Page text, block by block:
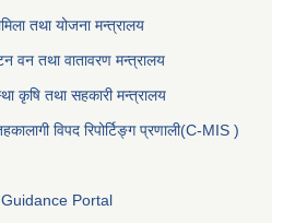
तथा योजना मन्त्रालय
वन तथा वातावरण मन्त्रालय
कृषि तथा सहकारी मन्त्रालय
विपद रिपोर्टिङ्ग प्रणाली(C-MIS )
Portal